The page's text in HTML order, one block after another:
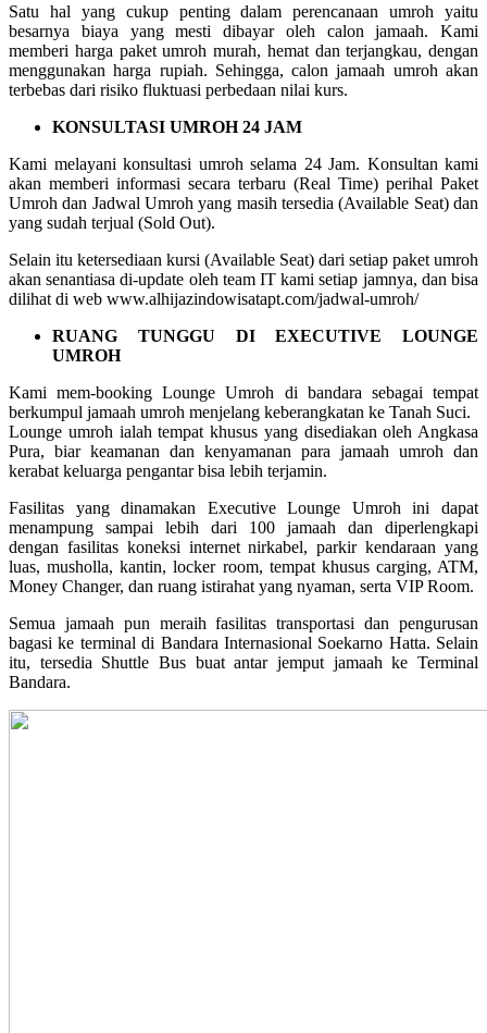
Satu hal yang cukup penting dalam perencanaan umroh yaitu
besarnya biaya yang mesti dibayar oleh calon jamaah. Kami
memberi harga paket umroh murah, hemat dan terjangkau, dengan
menggunakan harga rupiah. Sehingga, calon jamaah umroh akan
terbebas dari risiko fluktuasi perbedaan nilai kurs.
KONSULTASI UMROH 24 JAM
Kami melayani konsultasi umroh selama 24 Jam. Konsultan kami
akan memberi informasi secara terbaru (Real Time) perihal Paket
Umroh dan Jadwal Umroh yang masih tersedia (Available Seat) dan
yang sudah terjual (Sold Out).
Selain itu ketersediaan kursi (Available Seat) dari setiap paket umroh
akan senantiasa di-update oleh team IT kami setiap jamnya, dan bisa
dilihat di web www.alhijazindowisatapt.com/jadwal-umroh/
RUANG TUNGGU DI EXECUTIVE LOUNGE
UMROH
Kami mem-booking Lounge Umroh di bandara sebagai tempat
berkumpul jamaah umroh menjelang keberangkatan ke Tanah Suci.
Lounge umroh ialah tempat khusus yang disediakan oleh Angkasa
Pura, biar keamanan dan kenyamanan para jamaah umroh dan
kerabat keluarga pengantar bisa lebih terjamin.
Fasilitas yang dinamakan Executive Lounge Umroh ini dapat
menampung sampai lebih dari 100 jamaah dan diperlengkapi
dengan fasilitas koneksi internet nirkabel, parkir kendaraan yang
luas, musholla, kantin, locker room, tempat khusus carging, ATM,
Money Changer, dan ruang istirahat yang nyaman, serta VIP Room.
Semua jamaah pun meraih fasilitas transportasi dan pengurusan
bagasi ke terminal di Bandara Internasional Soekarno Hatta. Selain
itu, tersedia Shuttle Bus buat antar jemput jamaah ke Terminal
Bandara.